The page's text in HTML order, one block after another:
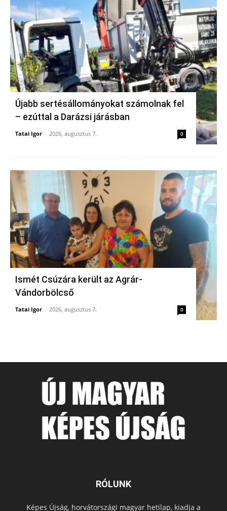
Újabb sertésállományokat számolnak fel
– ezúttal a Darázsi járásban
Tatai Igor - 2026, augusztus 7. 0
Ismét Csúzára került az Agrár-
Vándorbölcső
Tatai Igor - 2026, augusztus 7. 0
RÓLUNK
Képes Újság, horvátországi magyar hetilap, kiadja a